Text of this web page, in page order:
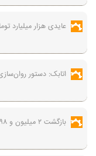
عایدی هزار میلیارد
اتابک: دستور
بازگشت ۲ میلیون و ۲۹۸ هزار زائر به کشور